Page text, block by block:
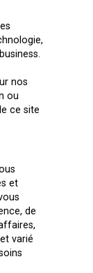
nos
ou
ce site
et
de
varié